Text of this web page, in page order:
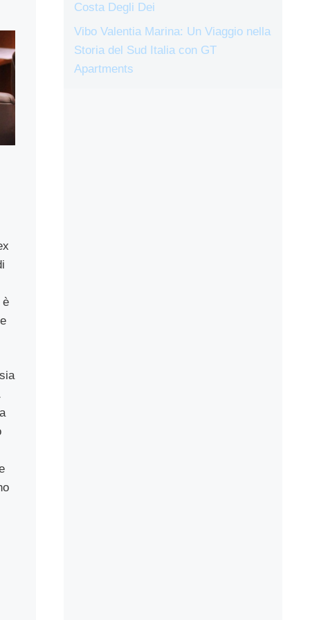
è
Costa Degli Dei
Vibo Valentia Marina: Un Viaggio nella
Storia del Sud Italia con GT
Apartments